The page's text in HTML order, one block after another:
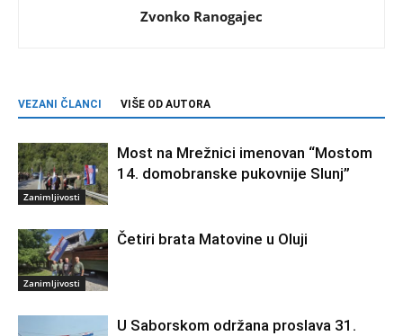
Zvonko Ranogajec
VEZANI ČLANCI VIŠE OD AUTORA
Zanimljivosti
Most na Mrežnici imenovan “Mostom
14. domobranske pukovnije Slunj”
Zanimljivosti
Četiri brata Matovine u Oluji
U Saborskom održana proslava 31.